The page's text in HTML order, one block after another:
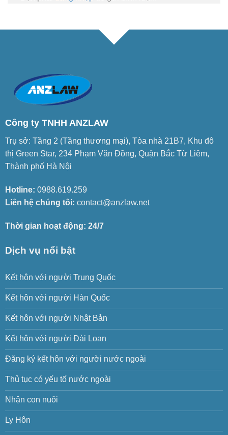
Công ty TNHH ANZLAW
Trụ sở: Tầng 2 (Tầng thương mại), Tòa nhà 21B7, Khu đô
thị Green Star, 234 Phạm Văn Đồng, Quận Bắc Từ Liêm,
Thành phố Hà Nội
Hotline: 0988.619.259
Liên hệ chúng tôi: contact@anzlaw.net
Thời gian hoạt động: 24/7
Dịch vụ nổi bật
Kết hôn với người Trung Quốc
Kết hôn với người Hàn Quốc
Kết hôn với người Nhật Bản
Kết hôn với người Đài Loan
Đăng ký kết hôn với người nước ngoài
Thủ tục có yếu tố nước ngoài
Nhận con nuôi
Ly Hôn